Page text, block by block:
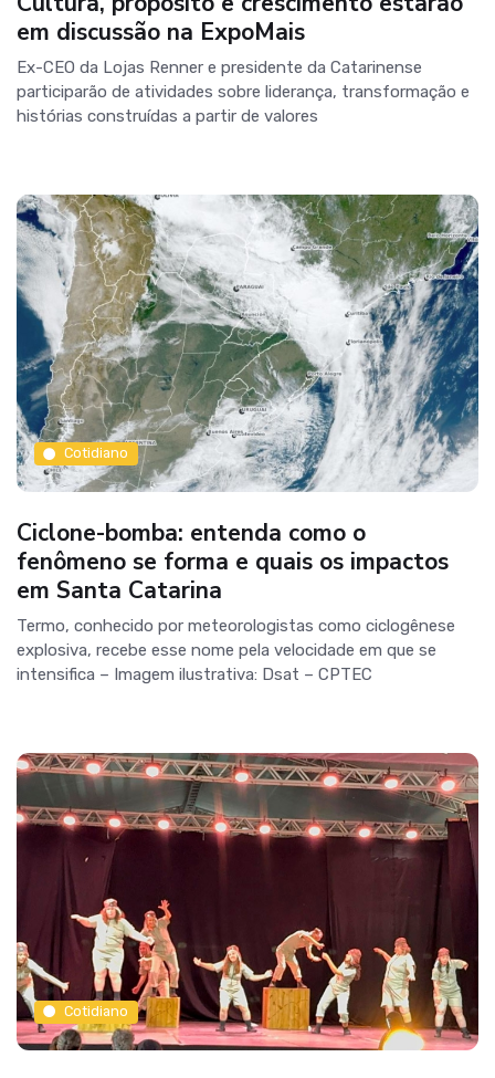
em discussão na ExpoMais
Ex-CEO da Lojas Renner e presidente da Catarinense
participarão de atividades sobre liderança, transformação e
histórias construídas a partir de valores
Cotidiano
Ciclone-bomba: entenda como o
fenômeno se forma e quais os impactos
em Santa Catarina
Termo, conhecido por meteorologistas como ciclogênese
explosiva, recebe esse nome pela velocidade em que se
intensifica – Imagem ilustrativa: Dsat – CPTEC
Cotidiano